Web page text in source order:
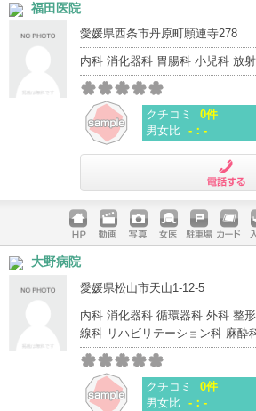
ージ
福田医院
愛媛県西条市丹原町願連寺278
内科 消化器科 胃腸科 小児科 放
クチコミ
0件
男女比 -：-
ホームペ
ージ
動画 写真 女医 駐車場
クレジッ
大野病院
愛媛県松山市天山1-12-5
内科 消化器科 循環器科 外科 整
線科 リハビリテーション科 麻酔
クチコミ
0件
男女比 -：-